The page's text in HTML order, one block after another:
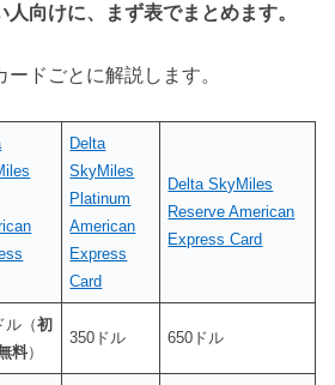
向けに、まず表でまとめます。
ドごとに解説します。
Delta
SkyMiles
Platinum
American
Express
Card
Delta SkyMiles
Reserve American
Express Card
ル（初
料）
350ドル 650ドル